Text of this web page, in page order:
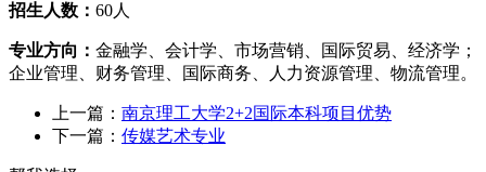
招生人数： 60人
专业方向： 金融学、会计学、市场营销、国际贸易、经济学；
企业管理、财务管理、国际商务、人力资源管理、物流管理。
上一篇： 南京理工大学2+2国际本科项目优势
下一篇： 传媒艺术专业